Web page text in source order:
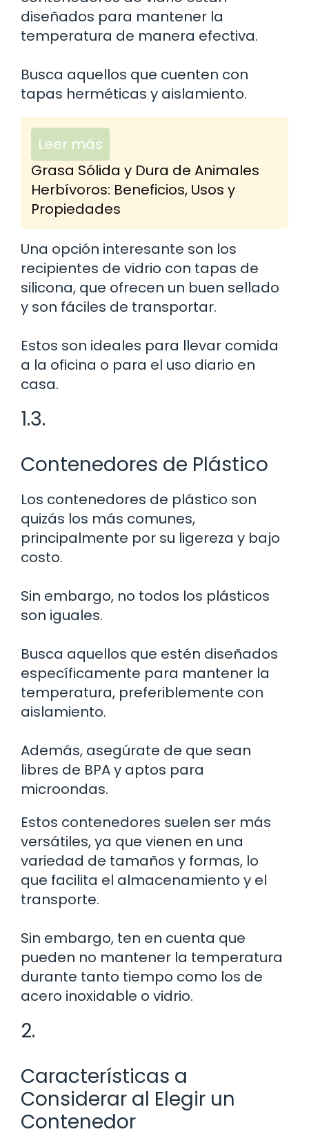
diseñados para mantener la
temperatura de manera efectiva.
Busca aquellos que cuenten con
tapas herméticas y aislamiento.
Leer más
Grasa Sólida y Dura de Animales
Herbívoros: Beneficios, Usos y
Propiedades
Una opción interesante son los
recipientes de vidrio con tapas de
silicona, que ofrecen un buen sellado
y son fáciles de transportar.
Estos son ideales para llevar comida
a la oficina o para el uso diario en
casa.
1.3.
Contenedores de Plástico
Los contenedores de plástico son
quizás los más comunes,
principalmente por su ligereza y bajo
costo.
Sin embargo, no todos los plásticos
son iguales.
Busca aquellos que estén diseñados
específicamente para mantener la
temperatura, preferiblemente con
aislamiento.
Además, asegúrate de que sean
libres de BPA y aptos para
microondas.
Estos contenedores suelen ser más
versátiles, ya que vienen en una
variedad de tamaños y formas, lo
que facilita el almacenamiento y el
transporte.
Sin embargo, ten en cuenta que
pueden no mantener la temperatura
durante tanto tiempo como los de
acero inoxidable o vidrio.
2.
Características a
Considerar al Elegir un
Contenedor